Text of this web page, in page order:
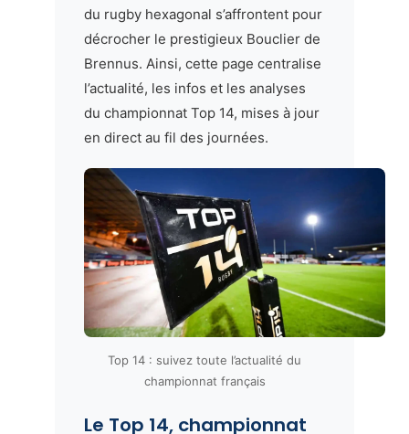
du rugby hexagonal s’affrontent pour
décrocher le prestigieux Bouclier de
Brennus. Ainsi, cette page centralise
l’actualité, les infos et les analyses
du championnat Top 14, mises à jour
en direct au fil des journées.
Top 14 : suivez toute l’actualité du
championnat français
Le Top 14, championnat